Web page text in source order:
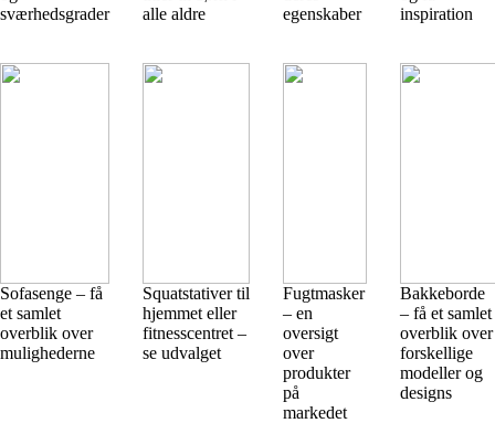
sværhedsgrader
alle aldre
egenskaber
inspiration
Sofasenge – få
et samlet
overblik over
mulighederne
Squatstativer til
hjemmet eller
fitnesscentret –
se udvalget
Fugtmasker
– en
oversigt
over
produkter
på
markedet
Bakkeborde
– få et samlet
overblik over
forskellige
modeller og
designs